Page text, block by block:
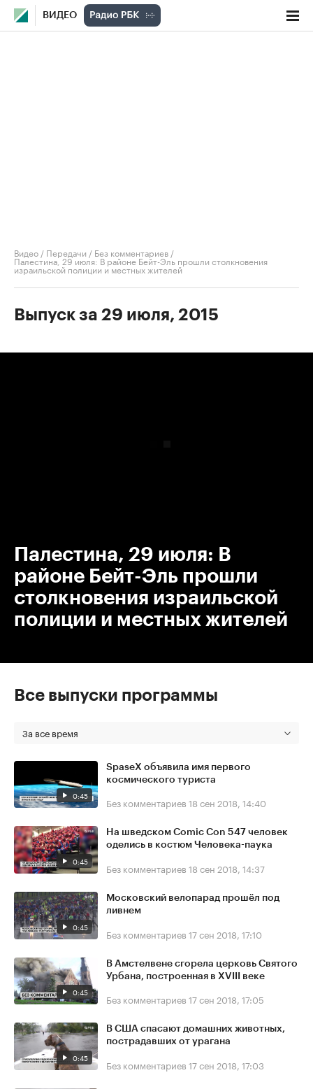
ВИДЕО
Видео / Передачи / Без комментариев /
Палестина, 29 июля: В районе Бейт-Эль прошли столкновения
израильской полиции и местных жителей
Выпуск за 29 июля, 2015
Палестина, 29 июля: В
районе Бейт-Эль прошли
столкновения израильской
полиции и местных жителей
Все выпуски программы
За все время
0:45
SpaseX объявила имя первого
космического туриста
Без комментариев 18 сен 2018, 14:40
0:45
На шведском Comic Con 547 человек
оделись в костюм Человека-паука
Без комментариев 18 сен 2018, 14:37
0:45
Московский велопарад прошёл под
ливнем
Без комментариев 17 сен 2018, 17:10
0:45
В Амстелвене сгорела церковь Святого
Урбана, построенная в XVIII веке
Без комментариев 17 сен 2018, 17:05
0:45
В США спасают домашних животных,
пострадавших от урагана
Без комментариев 17 сен 2018, 17:03